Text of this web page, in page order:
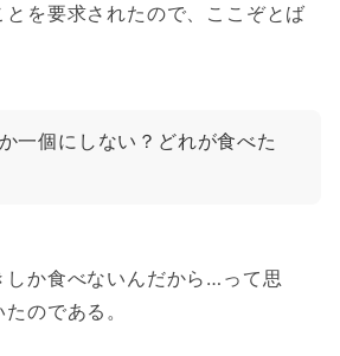
を要求されたので、ここぞとば
一個にしない？どれが食べた
しか食べないんだから…って思
のである。